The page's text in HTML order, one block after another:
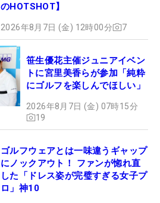
のHOTSHOT】
2026年8月7日 (金) 12時00分 7
笹生優花主催ジュニアイベン
トに宮里美香らが参加「純粋
にゴルフを楽しんでほしい」
2026年8月7日 (金) 07時15分
19
ゴルフウェアとは一味違うギャップ
にノックアウト！ ファンが惚れ直
した「ドレス姿が完璧すぎる女子プ
ロ」神10